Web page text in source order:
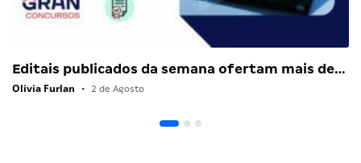
Editais publicados da semana ofertam mais de…
Olivia Furlan • 2 de Agosto